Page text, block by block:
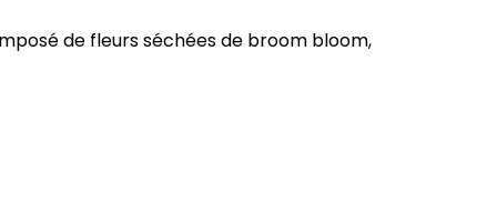
de fleurs séchées de broom bloom,